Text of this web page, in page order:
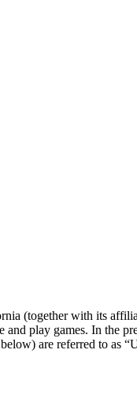
(together with its
play games. In the
are referred to as